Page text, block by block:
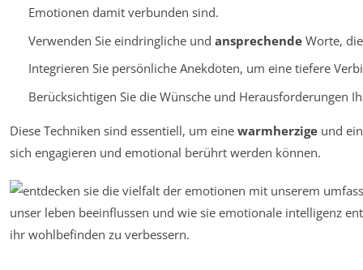
Emotionen damit verbunden sind.
Verwenden Sie eindringliche und ansprechendeWorte,
Integrieren Sie persönliche Anekdoten, um eine tiefere
Berücksichtigen Sie die Wünsche und Herausforderungen
Diese Techniken sind essentiell, um eine warmherzige und
sich engagieren und emotional berührt werden können.